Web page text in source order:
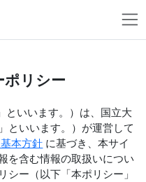
リシー
といいます。）は、国立大
といいます。）が運営して
本方針 に基づき、本サイ
を含む情報の取扱いについ
ー（以下「本ポリシー」